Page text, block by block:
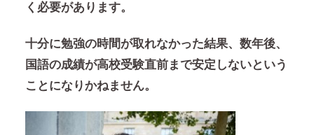
く必要があります。
十分に勉強の時間が取れなかった結果、数年後、
国語の成績が高校受験直前まで安定しないという
ことになりかねません。